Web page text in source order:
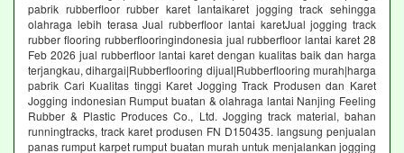
pabrik rubberfloor rubber karet lantaikaret jogging track sehingga
olahraga lebih terasa Jual rubberfloor lantai karetJual jogging track
rubber flooring rubberflooringindonesia jual rubberfloor lantai karet 28
Feb 2026 jual rubberfloor lantai karet dengan kualitas baik dan harga
terjangkau, dihargai|Rubberflooring dijual|Rubberflooring murah|harga
pabrik Cari Kualitas tinggi Karet Jogging Track Produsen dan Karet
Jogging indonesian Rumput buatan & olahraga lantai Nanjing Feeling
Rubber & Plastic Produces Co., Ltd. Jogging track material, bahan
runningtracks, track karet produsen FN D150435. langsung penjualan
panas rumput karpet rumput buatan murah untuk menjalankan jogging